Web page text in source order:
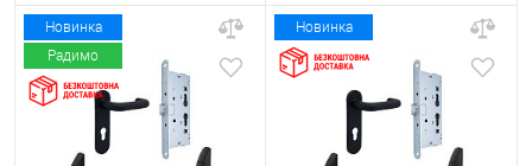
Новинка
Радимо
Новинка